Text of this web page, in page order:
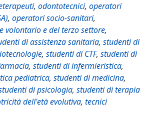
, odontotecnici, operatori
, operatori socio-sanitari,
volontario e del terzo settore,
di assistenza sanitaria, studenti di
, studenti di CTF, studenti di
, studenti di infermieristica,
pediatrica, studenti di medicina,
di psicologia, studenti di terapia
dell'età evolutiva, tecnici